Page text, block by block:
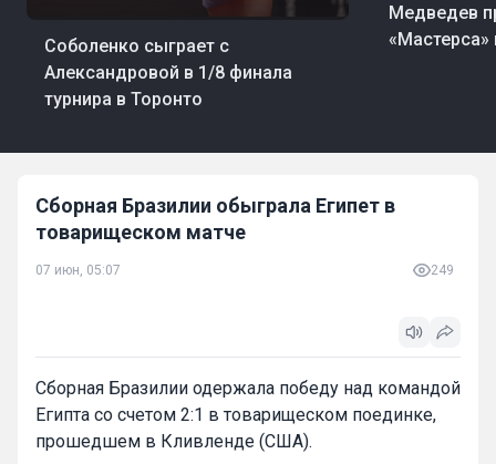
Соболенко сыграет с
Александровой в 1/8 финала
турнира в Торонто
Медведев
Сборная Бразилии обыграла Египет в
товарищеском матче
07 июн, 05:07 249
Сборная Бразилии одержала победу над командой
Египта со счетом 2:1 в товарищеском поединке,
прошедшем в Кливленде (США).